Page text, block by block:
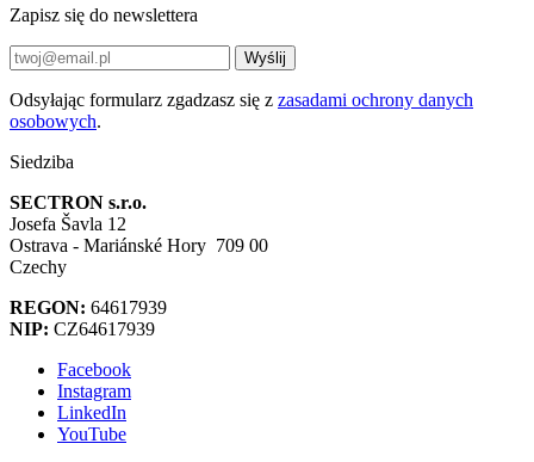
Zapisz się do newslettera
Wyślij
Odsyłając formularz zgadzasz się z zasadami ochrony danych
osobowych.
Siedziba
SECTRON s.r.o.
Josefa Šavla 12
Ostrava - Mariánské Hory 709 00
Czechy
REGON: 64617939
NIP: CZ64617939
Facebook
Instagram
LinkedIn
YouTube